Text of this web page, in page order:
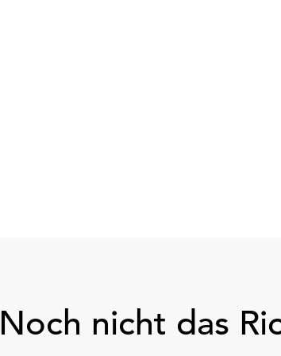
Noch nicht das